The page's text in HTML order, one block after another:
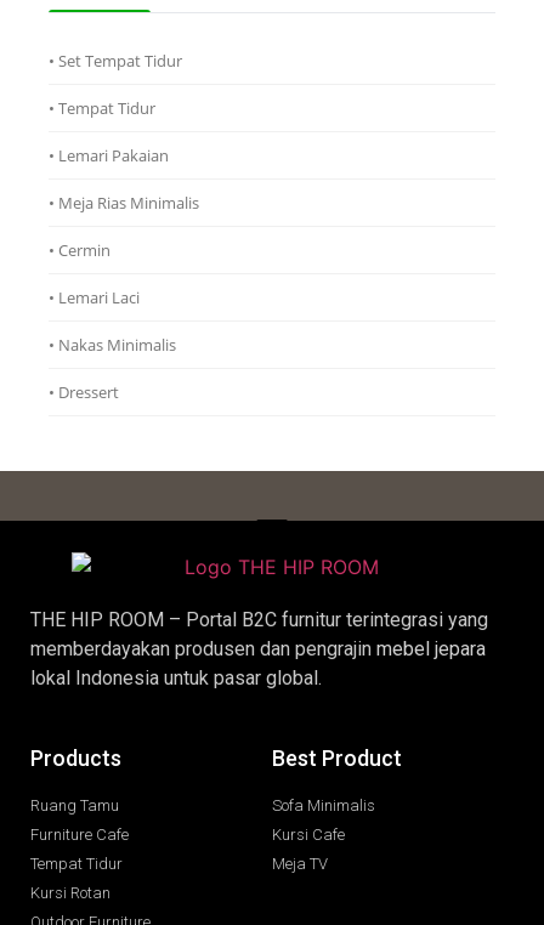
• Set Tempat Tidur
• Tempat Tidur
• Lemari Pakaian
• Meja Rias Minimalis
• Cermin
• Lemari Laci
• Nakas Minimalis
• Dressert
THE HIP ROOM – Portal B2C furnitur terintegrasi yang
memberdayakan produsen dan pengrajin mebel jepara
lokal Indonesia untuk pasar global.
Products
Ruang Tamu
Furniture Cafe
Tempat Tidur
Kursi Rotan
Best Product
Sofa Minimalis
Kursi Cafe
Meja TV